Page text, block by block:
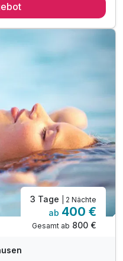
Sept.)
Sauna
3 Tage | 2 Nächte
ab 400 €
Gesamt ab 800 €